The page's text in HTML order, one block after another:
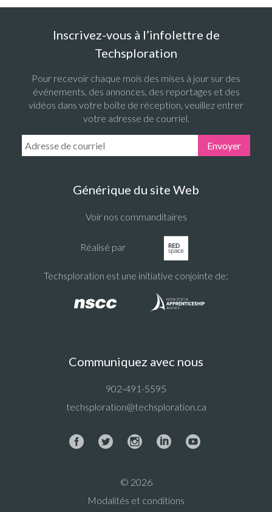
Inscrivez-vous à l’infolettre de
Techsploration
Pour recevoir chaque mois des mises à jour sur des
événements, des annonces, des reportages et des
vidéos dans votre boîte de réception, veuillez entrer
votre adresse de courriel.
Email Address: Envoyer
Générique du site Web
Voir nos commanditaires
Réalisé par
Techsploration est une initiative conjointe de:
Communiquez avec nous
902-491-5595
techsploration@techsploration.ca
© 2026
Modalités et conditions